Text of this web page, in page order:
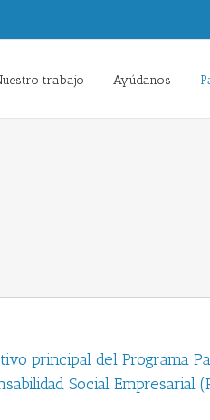
trabajo Ayúdanos
principal del Programa
Social Empresarial